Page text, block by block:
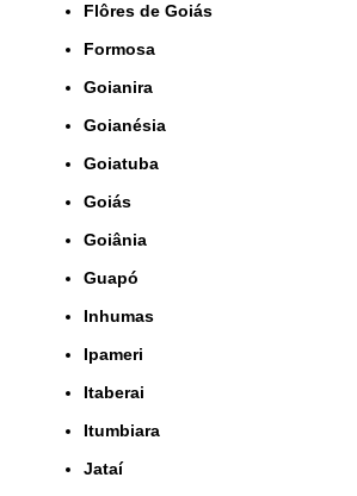
Flôres de Goiás
Formosa
Goianira
Goianésia
Goiatuba
Goiás
Goiânia
Guapó
Inhumas
Ipameri
Itaberai
Itumbiara
Jataí